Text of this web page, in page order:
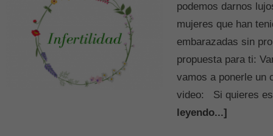
podemos darnos
mujeres que han
embarazadas sin
propuesta para ti:
vamos a ponerle
video: Si quieres
leyendo...]